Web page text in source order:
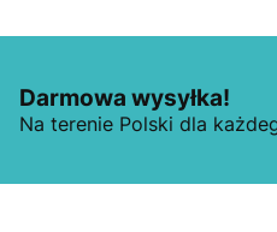
Darmowa wysyłka!
Na terenie Polski dla